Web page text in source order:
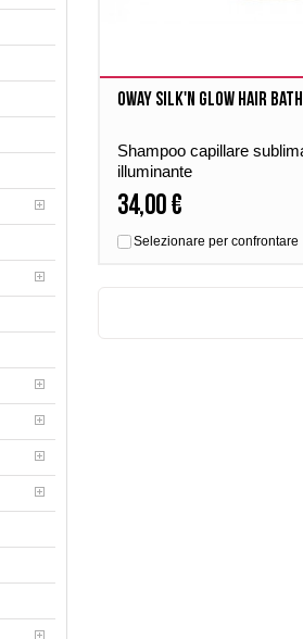
Oway Silk'n Glow Hair
Shampoo capillare
illuminante
34,00 €
Selezionare per confrontare